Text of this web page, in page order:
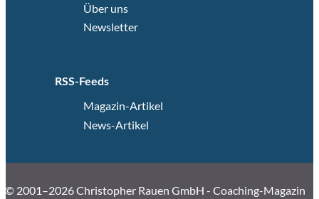
Über uns
Newsletter
RSS-Feeds
Magazin-Artikel
News-Artikel
© 2001–2026 Christopher Rauen GmbH - Coaching-Magazin